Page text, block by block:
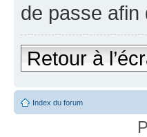
de passe
Retour à
Index du forum